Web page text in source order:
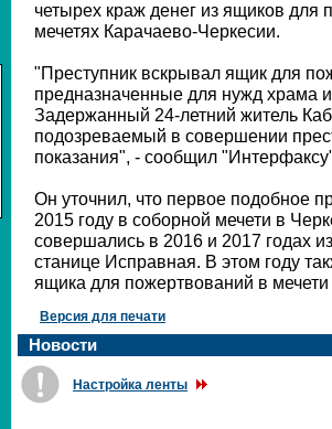
четырех краж денег из ящиков для
мечетях Карачаево-Черкесии.
"Преступник вскрывал ящик для
предназначенные для нужд храма
Задержанный 24-летний житель
подозреваемый в совершении
показания", - сообщил
Он уточнил, что первое подобное
2015 году в соборной мечети в
совершались в 2016 и 2017 годах
станице Исправная. В этом году
ящика для пожертвований в
Версия для печати
Новости
Настройка ленты